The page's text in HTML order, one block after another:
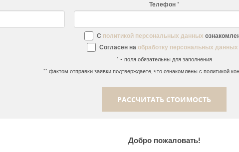
Телефон
С политикой персональных данных
Согласен на обработку персональных данных
* - поля обязательны для заполнения
** фактом отправки заявки подтверждаете, что ознакомлены с политикой
РАССЧИТАТЬ СТОИМОСТЬ
Добро пожаловать!